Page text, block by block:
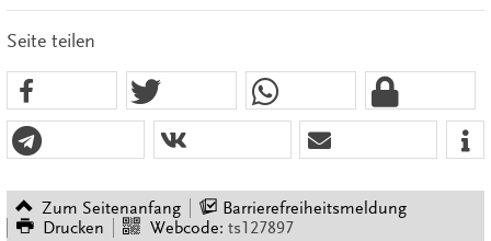
Seite teilen
Zum Seitenanfang
Barrierefreiheitsmeldung
Drucken
Webcode: ts127897